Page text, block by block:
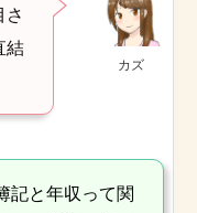
カズ
結
記と年収って関